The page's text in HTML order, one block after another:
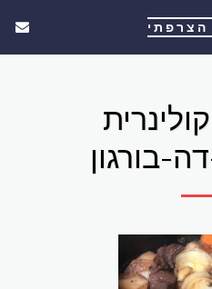
הצרפתי
בורגון